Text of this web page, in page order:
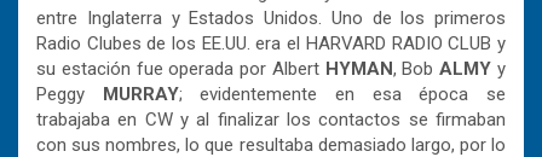
entre Inglaterra y Estados Unidos. Uno de los primeros
Radio Clubes de los EE.UU. era el HARVARD RADIO CLUB y
su estación fue operada por Albert HYMAN, BobALMYy
Peggy MURRAY; evidentemente en esa época se
trabajaba en CW y al finalizar los contactos se firmaban
con sus nombres, lo que resultaba demasiado largo, por lo